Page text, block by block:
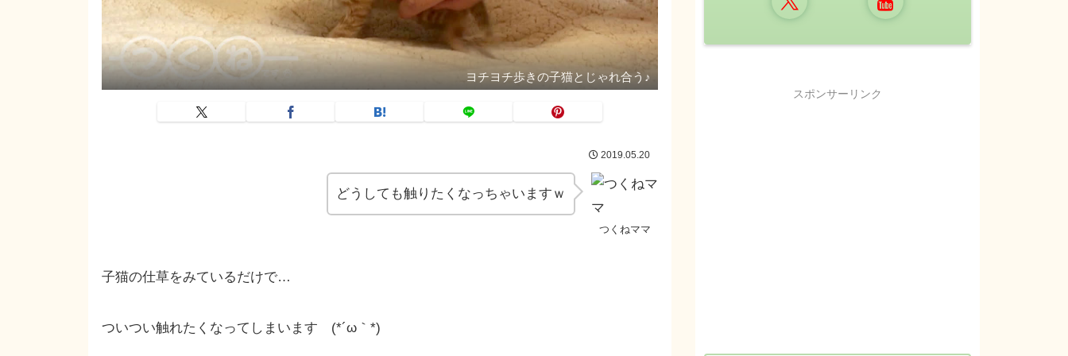
ヨチヨチ歩きの子猫とじゃれ合う♪
2019.05.20
つくねママ
どうしても触りたくなっちゃいますｗ
子猫の仕草をみているだけで…
ついつい触れたくなってしまいます (*´ω｀*)
スポンサーリンク